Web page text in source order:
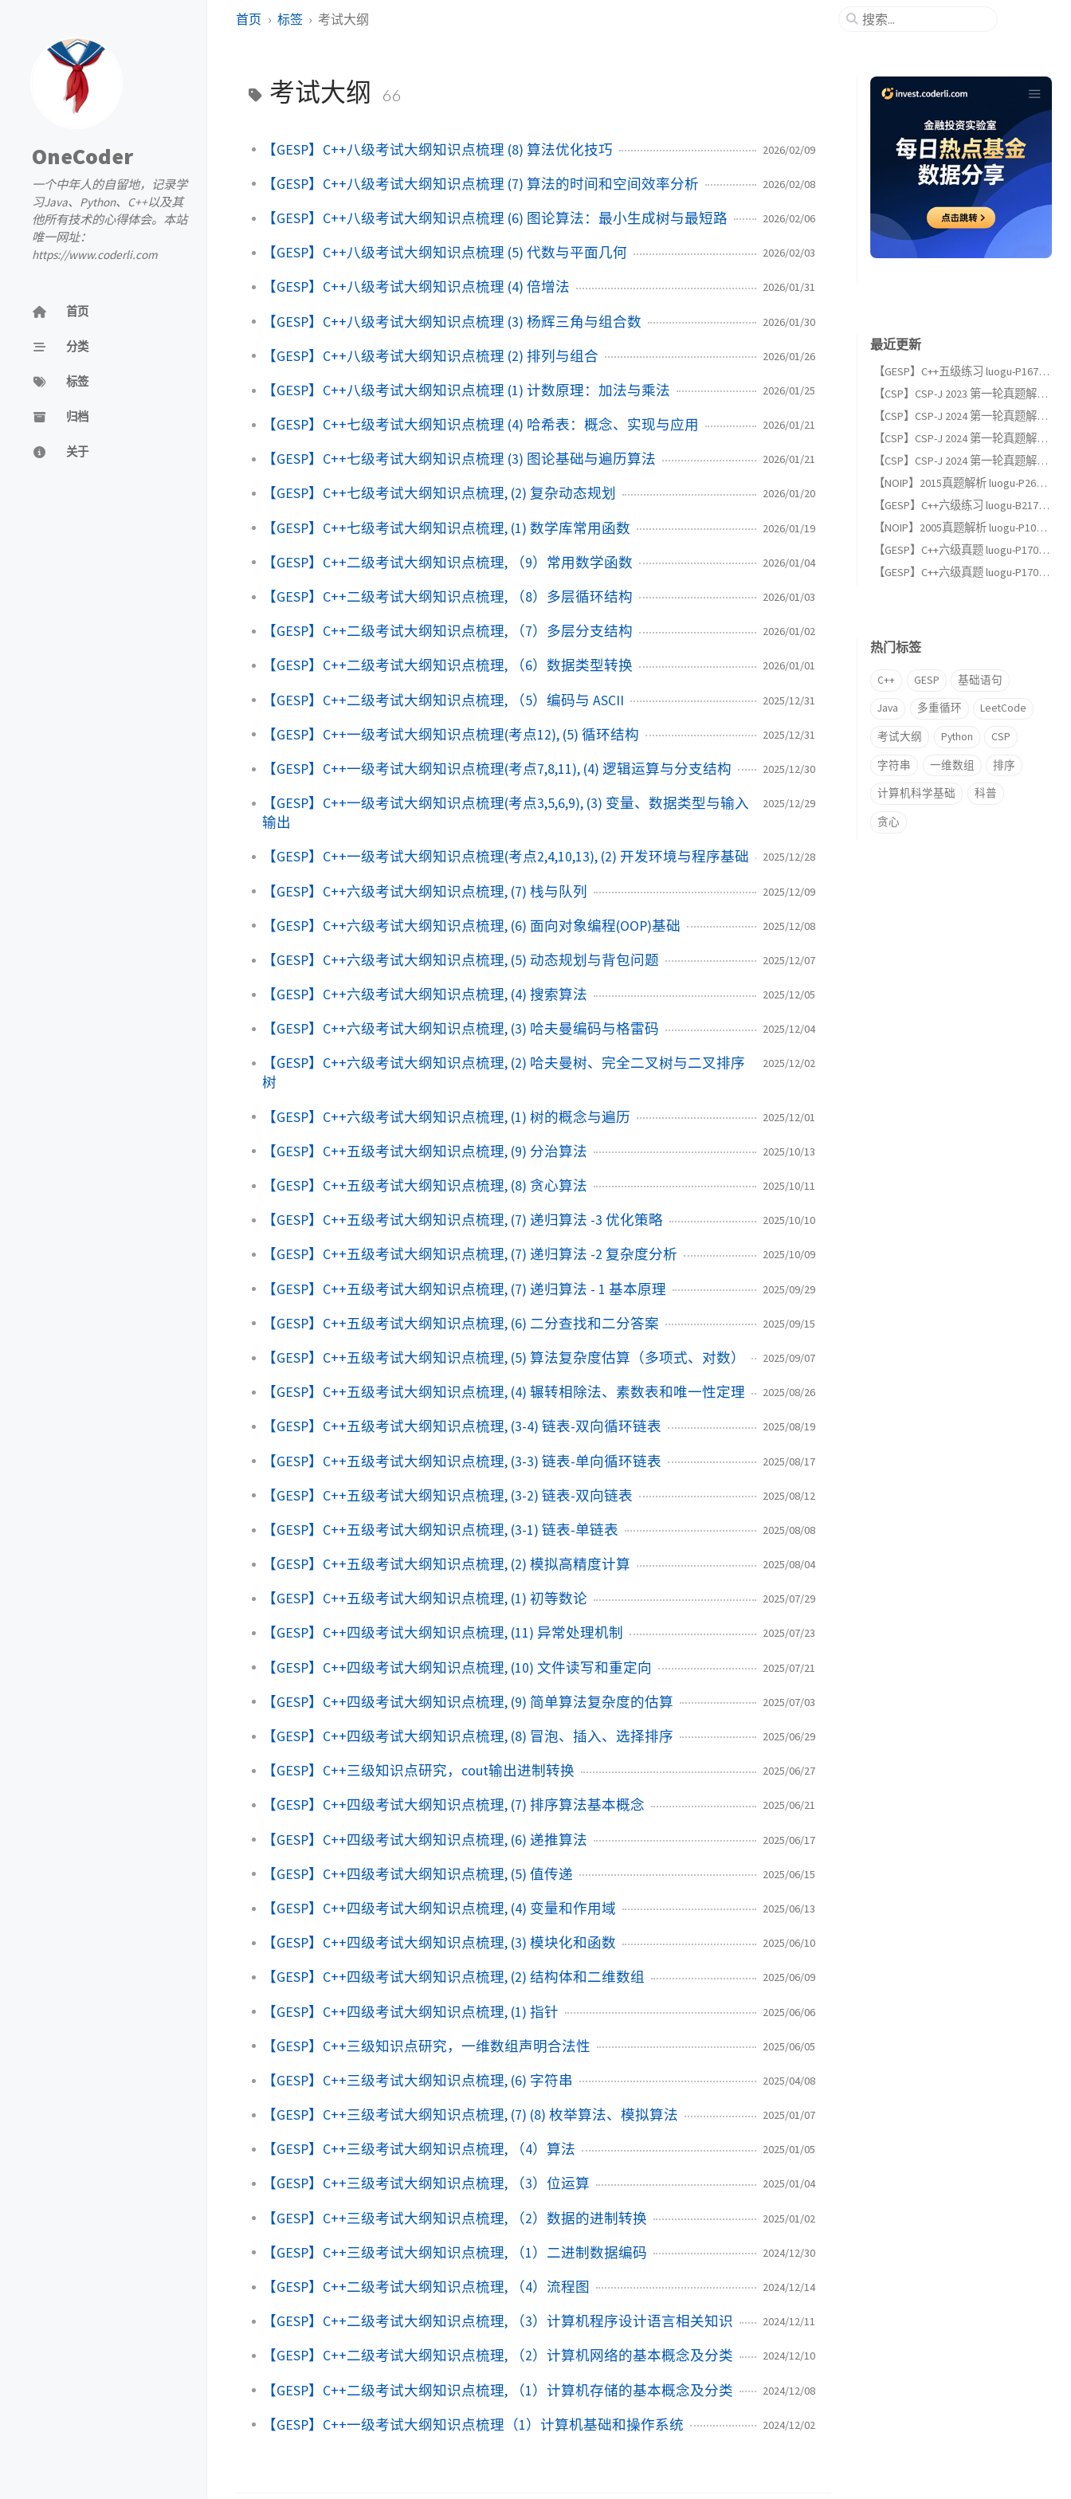
OneCoder
一个中年人的自留地，记录学
习Java、Python、C++以及其
他所有技术的心得体会。本站
唯一网址：
https://www.coderli.com
首页
分类
标签
归档
关于
首页 标签 考试大纲
考试大纲 66
【GESP】C++八级考试大纲知识点梳理 (8) 算法优化技巧 2026/02/09
【GESP】C++八级考试大纲知识点梳理 (7) 算法的时间和空间效率分析 2026/02/08
【GESP】C++八级考试大纲知识点梳理 (6) 图论算法：最小生成树与最短路 2026/02/06
【GESP】C++八级考试大纲知识点梳理 (5) 代数与平面几何 2026/02/03
【GESP】C++八级考试大纲知识点梳理 (4) 倍增法 2026/01/31
【GESP】C++八级考试大纲知识点梳理 (3) 杨辉三角与组合数 2026/01/30
【GESP】C++八级考试大纲知识点梳理 (2) 排列与组合 2026/01/26
【GESP】C++八级考试大纲知识点梳理 (1) 计数原理：加法与乘法 2026/01/25
【GESP】C++七级考试大纲知识点梳理 (4) 哈希表：概念、实现与应用 2026/01/21
【GESP】C++七级考试大纲知识点梳理 (3) 图论基础与遍历算法 2026/01/21
【GESP】C++七级考试大纲知识点梳理, (2) 复杂动态规划 2026/01/20
【GESP】C++七级考试大纲知识点梳理, (1) 数学库常用函数 2026/01/19
【GESP】C++二级考试大纲知识点梳理, （9）常用数学函数 2026/01/04
【GESP】C++二级考试大纲知识点梳理, （8）多层循环结构 2026/01/03
【GESP】C++二级考试大纲知识点梳理, （7）多层分支结构 2026/01/02
【GESP】C++二级考试大纲知识点梳理, （6）数据类型转换 2026/01/01
【GESP】C++二级考试大纲知识点梳理, （5）编码与 ASCII 2025/12/31
【GESP】C++一级考试大纲知识点梳理(考点12), (5) 循环结构 2025/12/31
【GESP】C++一级考试大纲知识点梳理(考点7,8,11), (4) 逻辑运算与分支结构 2025/12/30
【GESP】C++一级考试大纲知识点梳理(考点3,5,6,9), (3) 变量、数据类型与输入
输出
2025/12/29
【GESP】C++一级考试大纲知识点梳理(考点2,4,10,13), (2) 开发环境与程序基础 2025/12/28
【GESP】C++六级考试大纲知识点梳理, (7) 栈与队列 2025/12/09
【GESP】C++六级考试大纲知识点梳理, (6) 面向对象编程(OOP)基础 2025/12/08
【GESP】C++六级考试大纲知识点梳理, (5) 动态规划与背包问题 2025/12/07
【GESP】C++六级考试大纲知识点梳理, (4) 搜索算法 2025/12/05
【GESP】C++六级考试大纲知识点梳理, (3) 哈夫曼编码与格雷码 2025/12/04
【GESP】C++六级考试大纲知识点梳理, (2) 哈夫曼树、完全二叉树与二叉排序
树
2025/12/02
【GESP】C++六级考试大纲知识点梳理, (1) 树的概念与遍历 2025/12/01
【GESP】C++五级考试大纲知识点梳理, (9) 分治算法 2025/10/13
【GESP】C++五级考试大纲知识点梳理, (8) 贪心算法 2025/10/11
【GESP】C++五级考试大纲知识点梳理, (7) 递归算法 -3 优化策略 2025/10/10
【GESP】C++五级考试大纲知识点梳理, (7) 递归算法 -2 复杂度分析 2025/10/09
【GESP】C++五级考试大纲知识点梳理, (7) 递归算法 - 1 基本原理 2025/09/29
【GESP】C++五级考试大纲知识点梳理, (6) 二分查找和二分答案 2025/09/15
【GESP】C++五级考试大纲知识点梳理, (5) 算法复杂度估算（多项式、对数） 2025/09/07
【GESP】C++五级考试大纲知识点梳理, (4) 辗转相除法、素数表和唯一性定理 2025/08/26
【GESP】C++五级考试大纲知识点梳理, (3-4) 链表-双向循环链表 2025/08/19
【GESP】C++五级考试大纲知识点梳理, (3-3) 链表-单向循环链表 2025/08/17
【GESP】C++五级考试大纲知识点梳理, (3-2) 链表-双向链表 2025/08/12
【GESP】C++五级考试大纲知识点梳理, (3-1) 链表-单链表 2025/08/08
【GESP】C++五级考试大纲知识点梳理, (2) 模拟高精度计算 2025/08/04
【GESP】C++五级考试大纲知识点梳理, (1) 初等数论 2025/07/29
【GESP】C++四级考试大纲知识点梳理, (11) 异常处理机制 2025/07/23
【GESP】C++四级考试大纲知识点梳理, (10) 文件读写和重定向 2025/07/21
【GESP】C++四级考试大纲知识点梳理, (9) 简单算法复杂度的估算 2025/07/03
【GESP】C++四级考试大纲知识点梳理, (8) 冒泡、插入、选择排序 2025/06/29
【GESP】C++三级知识点研究，cout输出进制转换 2025/06/27
【GESP】C++四级考试大纲知识点梳理, (7) 排序算法基本概念 2025/06/21
【GESP】C++四级考试大纲知识点梳理, (6) 递推算法 2025/06/17
【GESP】C++四级考试大纲知识点梳理, (5) 值传递 2025/06/15
【GESP】C++四级考试大纲知识点梳理, (4) 变量和作用域 2025/06/13
【GESP】C++四级考试大纲知识点梳理, (3) 模块化和函数 2025/06/10
【GESP】C++四级考试大纲知识点梳理, (2) 结构体和二维数组 2025/06/09
【GESP】C++四级考试大纲知识点梳理, (1) 指针 2025/06/06
【GESP】C++三级知识点研究，一维数组声明合法性 2025/06/05
【GESP】C++三级考试大纲知识点梳理, (6) 字符串 2025/04/08
【GESP】C++三级考试大纲知识点梳理, (7) (8) 枚举算法、模拟算法 2025/01/07
【GESP】C++三级考试大纲知识点梳理, （4）算法 2025/01/05
【GESP】C++三级考试大纲知识点梳理, （3）位运算 2025/01/04
【GESP】C++三级考试大纲知识点梳理, （2）数据的进制转换 2025/01/02
【GESP】C++三级考试大纲知识点梳理, （1）二进制数据编码 2024/12/30
【GESP】C++二级考试大纲知识点梳理, （4）流程图 2024/12/14
【GESP】C++二级考试大纲知识点梳理, （3）计算机程序设计语言相关知识 2024/12/11
【GESP】C++二级考试大纲知识点梳理, （2）计算机网络的基本概念及分类 2024/12/10
【GESP】C++二级考试大纲知识点梳理, （1）计算机存储的基本概念及分类 2024/12/08
【GESP】C++一级考试大纲知识点梳理（1）计算机基础和操作系统 2024/12/02
最近更新
【GESP】C++五级练习 luogu-P1678 烦恼的高考志愿
【CSP】CSP-J 2023 第一轮真题解析（一）：单项选择题
【CSP】CSP-J 2024 第一轮真题解析（三）：完善程序题
【CSP】CSP-J 2024 第一轮真题解析（二）：阅读程序题
【CSP】CSP-J 2024 第一轮真题解析（一）：单项选择题
【NOIP】2015真题解析 luogu-P2678 跳石头（适合GESP六级以上练习）
【GESP】C++六级练习 luogu-B2174, 完全背包
【NOIP】2005真题解析 luogu-P1048 采药（适合GESP六级以上练习）
【GESP】C++六级真题 luogu-P17013, [GESP202606 六级] 满二叉树
【GESP】C++六级真题 luogu-P17012, [GESP202606 六级] 条形蛋糕
热门标签
C++ GESP 基础语句
Java 多重循环 LeetCode
考试大纲 Python CSP
字符串 一维数组 排序
计算机科学基础 科普
贪心